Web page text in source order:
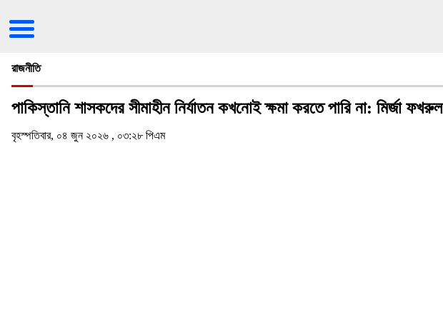
রাজনীতি
পাকিস্তানি শাসকদের সীমাহীন নির্যাতন কখনোই ক্ষমা করতে পারি না: মির্জা ফখরুল
বৃহস্পতিবার, ০৪ জুন ২০২৬ , ০৩:২৮ পিএম